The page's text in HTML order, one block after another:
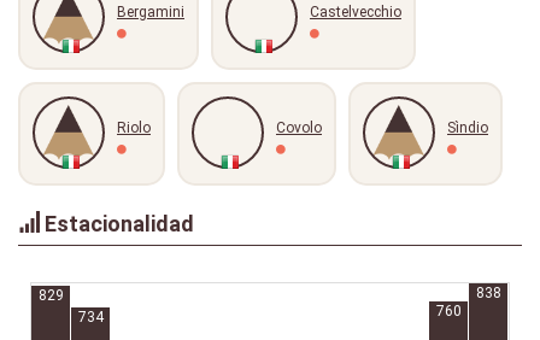
Bergamini Castelvecchio
Riolo Covolo Sìndio
Estacionalidad
829
734
760
838